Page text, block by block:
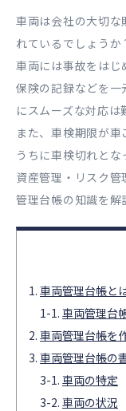
車両は会社の大切な
れているでしょうか
車両には事故をはじ
保険の記録などを
にスムーズな対応は
また、車検期限が
うちに車検切れとな
資産管理・リスク
管理台帳の知識を解
車両管理台帳と
車両管理台
車両管理台帳を
車両管理台帳の
車両の特定
車両の状況